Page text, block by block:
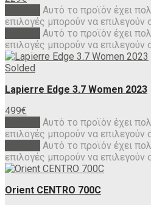
Αυτό το προϊόν έχει
επιλογές μπορούν να επιλεγούν
Αυτό το προϊόν έχει
επιλογές μπορούν να επιλεγούν
Solded
Lapierre Edge 3.7 Women 2023
499€
Αυτό το προϊόν έχει
επιλογές μπορούν να επιλεγούν
Αυτό το προϊόν έχει
επιλογές μπορούν να επιλεγούν
Orient CENTRO 700C